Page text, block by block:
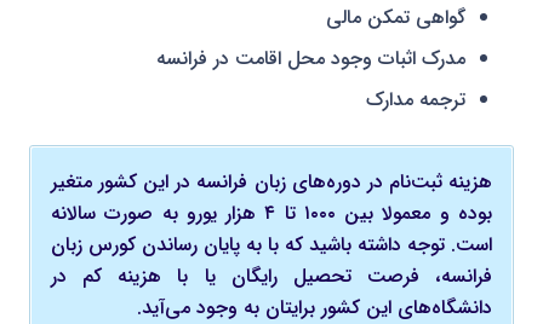
گواهی تمکن مالی
مدرک اثبات وجود محل اقامت در فرانسه
ترجمه مدارک
هزینه ثبت‌نام در دوره‌های زبان فرانسه در این کشور متغیر
بوده و معمولا بین ۱۰۰۰ تا ۴ هزار یورو به صورت سالانه
است. توجه داشته باشید که با به پایان رساندن کورس زبان
فرانسه، فرصت تحصیل رایگان یا با هزینه کم در
دانشگاه‌های این کشور برایتان به وجود می‌آید.